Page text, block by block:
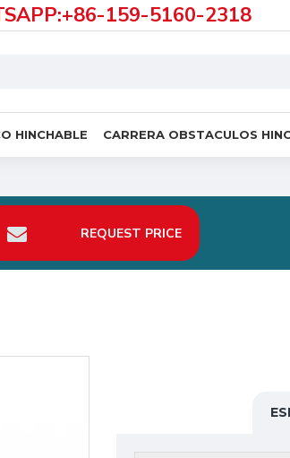
159-5160-2318
HINCHABLE CARRERA OBSTACULOS
REQUEST PRICE